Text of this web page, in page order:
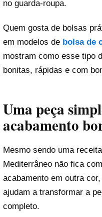
no guarda-roupa.
Quem gosta de bolsas
em modelos de bolsa de
mostram como esse tipo
bonitas, rápidas e com
Uma peça
acabamento
Mesmo sendo uma
Mediterrâneo não fica
acabamento em outra
ajudam a transformar a
completo.